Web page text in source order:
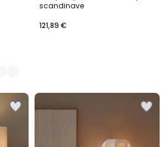
scandinave
121,89 €